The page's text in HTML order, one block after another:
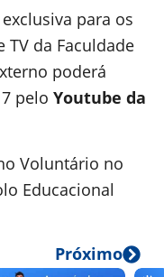
exclusiva para os
TV da Faculdade
poderá
pelo Youtube da
Voluntário no
Educacional
Próximo